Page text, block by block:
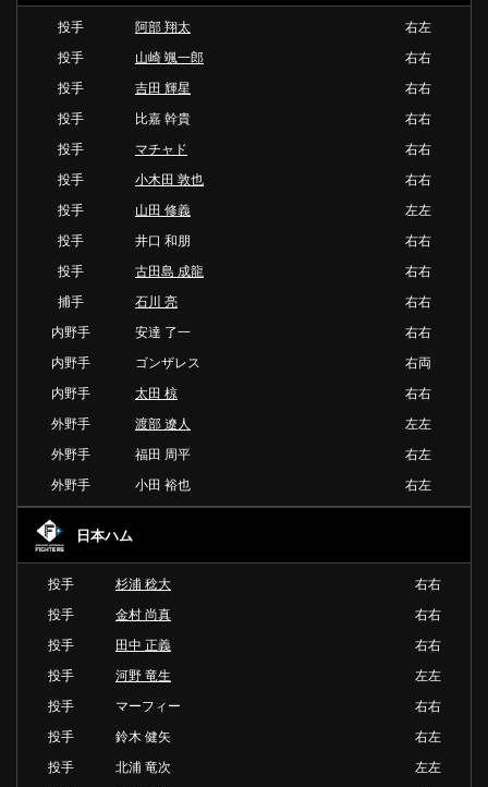
投手 阿部 翔太
右左
投手
山崎 颯一郎
右右
投手
吉田 輝星
右右
投手
比嘉 幹貴
右右
投手
マチャド
右右
投手
小木田 敦也
右右
投手
山田 修義
左左
投手
井口 和朋
右右
投手
古田島 成龍
右右
捕手
石川 亮
右右
内野手
安達 了一
右右
内野手
ゴンザレス
右両
内野手
太田 椋
右右
外野手
渡部 遼人
左左
外野手
福田 周平
右左
外野手
小田 裕也 右左
日本ハム
投手 杉浦 稔大
右右
投手
金村 尚真
右右
投手
田中 正義
右右
投手
河野 竜生
左左
投手
マーフィー
右右
投手
鈴木 健矢
右左
投手
北浦 竜次
左左